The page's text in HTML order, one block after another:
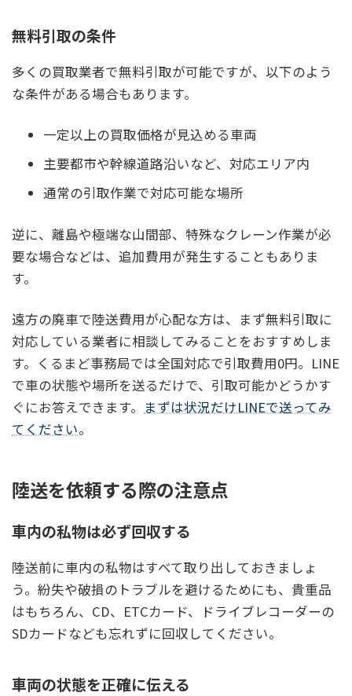
無料引取の条件
多くの買取業者で無料引取が可能ですが、以下のよう
な条件がある場合もあります。
一定以上の買取価格が見込める車両
主要都市や幹線道路沿いなど、対応エリア内
通常の引取作業で対応可能な場所
逆に、離島や極端な山間部、特殊なクレーン作業が必
要な場合などは、追加費用が発生することもありま
す。
遠方の廃車で陸送費用が心配な方は、まず無料引取に
対応している業者に相談してみることをおすすめしま
す。くるまど事務局では全国対応で引取費用0円。LINE
で車の状態や場所を送るだけで、引取可能かどうかす
ぐにお答えできます。 まずは状況だけLINEで送ってみ
てください。
陸送を依頼する際の注意点
車内の私物は必ず回収する
陸送前に車内の私物はすべて取り出しておきましょ
う。紛失や破損のトラブルを避けるためにも、貴重品
はもちろん、CD、ETCカード、ドライブレコーダーの
SDカードなども忘れずに回収してください。
車両の状態を正確に伝える